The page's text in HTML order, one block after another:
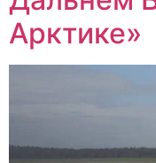
Арктике»